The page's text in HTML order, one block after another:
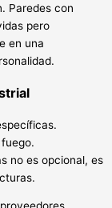
Paredes con
pero
en una
no es opcional, es